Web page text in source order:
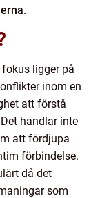
ligger på
inom en
att förstå
handlar inte
att fördjupa
förbindelse.
då det
som